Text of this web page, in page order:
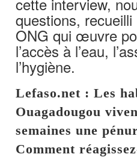
questions, recueilli
ONG qui œuvre
l’accès à l’eau,
l’hygiène.
Lefaso.net : Les
Ouagadougou
semaines une
Comment